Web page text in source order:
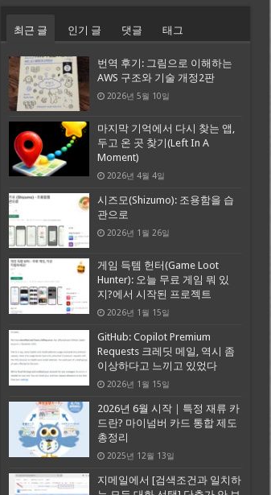
최근 글 인기 글 댓글 태그
번역 후기: 그림으로 이해하는
AWS 구조와 기술 개정2판
2026년 5월 10일
마지막 기억에서 다시 찾는 앱,
두고 온 곳 찾기(Left In A
Moment)
2026년 4월 4일
시즈모(Shizumo): 조용함을 습
관으로
2026년 1월 26일
게임 득템 헌터(Game Loot
Hunter): 오늘 무료 게임 뭐 있
지?에서 시작된 프로젝트
2026년 1월 15일
GitHub: Copilot Premium
Requests 크레딧 메일, 역시 좀
이상하다고 느끼고 있었다
2026년 1월 15일
2026년 6월 시작｜특정 재류 카
드란? 마이넘버 카드 통합 제도
총정리
2025년 12월 13일
지메일에서 [검색조건과 일치하